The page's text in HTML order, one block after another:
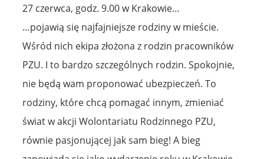
27 czerwca, godz. 9.00 w Krakowie…
…pojawią się najfajniejsze rodziny w mieście.
Wśród nich ekipa złożona z rodzin pracowników
PZU. I to bardzo szczególnych rodzin. Spokojnie,
nie będą wam proponować ubezpieczeń. To
rodziny, które chcą pomagać innym, zmieniać
świat w akcji Wolontariatu Rodzinnego PZU,
równie pasjonującej jak sam bieg! A bieg